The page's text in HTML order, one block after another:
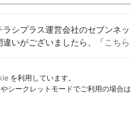
シプラス運営会社のセブンネ
いがございましたら、「こちら
を利用しています。
シークレットモードでご利用の場合